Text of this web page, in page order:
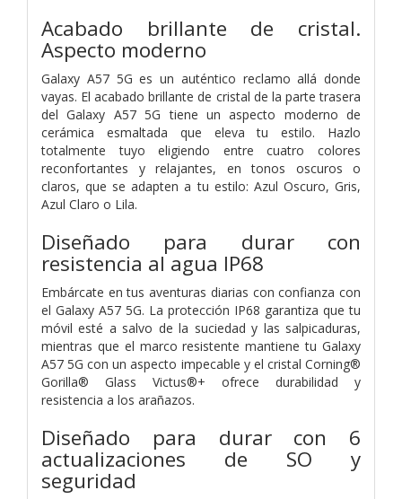
Acabado brillante de cristal.
Aspecto moderno
Galaxy A57 5G es un auténtico reclamo allá donde
vayas. El acabado brillante de cristal de la parte trasera
del Galaxy A57 5G tiene un aspecto moderno de
cerámica esmaltada que eleva tu estilo. Hazlo
totalmente tuyo eligiendo entre cuatro colores
reconfortantes y relajantes, en tonos oscuros o
claros, que se adapten a tu estilo: Azul Oscuro, Gris,
Azul Claro o Lila.
Diseñado para durar con
resistencia al agua IP68
Embárcate en tus aventuras diarias con confianza con
el Galaxy A57 5G. La protección IP68 garantiza que tu
móvil esté a salvo de la suciedad y las salpicaduras,
mientras que el marco resistente mantiene tu Galaxy
A57 5G con un aspecto impecable y el cristal Corning®
Gorilla® Glass Victus®+ ofrece durabilidad y
resistencia a los arañazos.
Diseñado para durar con 6
actualizaciones de SO y
seguridad